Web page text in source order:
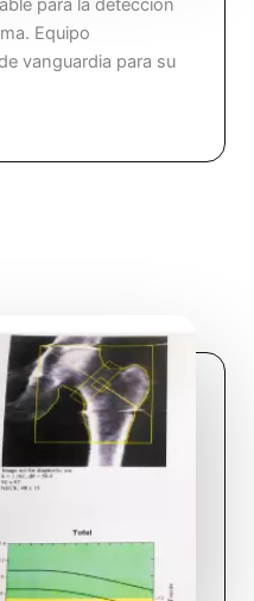
para la detección
Equipo
vanguardia para su